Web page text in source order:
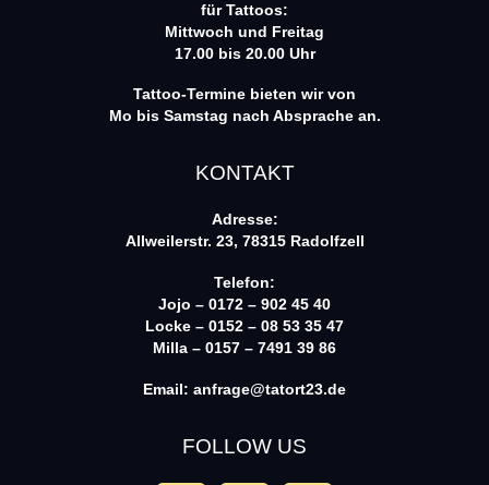
für Tattoos:
Mittwoch und Freitag
17.00 bis 20.00 Uhr
Tattoo-Termine bieten wir von
Mo bis Samstag nach Absprache an.
KONTAKT
Adresse:
Allweilerstr. 23, 78315 Radolfzell
Telefon:
Jojo – 0172 – 902 45 40
Locke – 0152 – 08 53 35 47
Milla – 0157 – 7491 39 86
Email: anfrage@tatort23.de
FOLLOW US